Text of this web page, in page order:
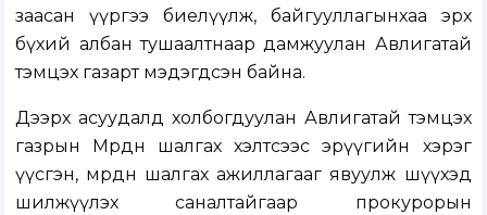
заасан үүргээ биелүүлж, байгууллагынхаа эрх
бүхий албан тушаалтнаар дамжуулан Авлигатай
тэмцэх газарт мэдэгдсэн байна.
Дээрх асуудалд холбогдуулан Авлигатай тэмцэх
газрын Мөрдөн шалгах хэлтсээс эрүүгийн хэрэг
үүсгэн, мөрдөн шалгах ажиллагааг явуулж шүүхэд
шилжүүлэх саналтайгаар прокурорын